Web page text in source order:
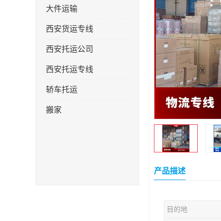
大件运输
西安货运专线
西安托运公司
西安托运专线
轿车托运
搬家
产品描述
目的地